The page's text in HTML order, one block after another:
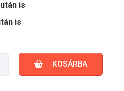
is
is
KOSÁRBA